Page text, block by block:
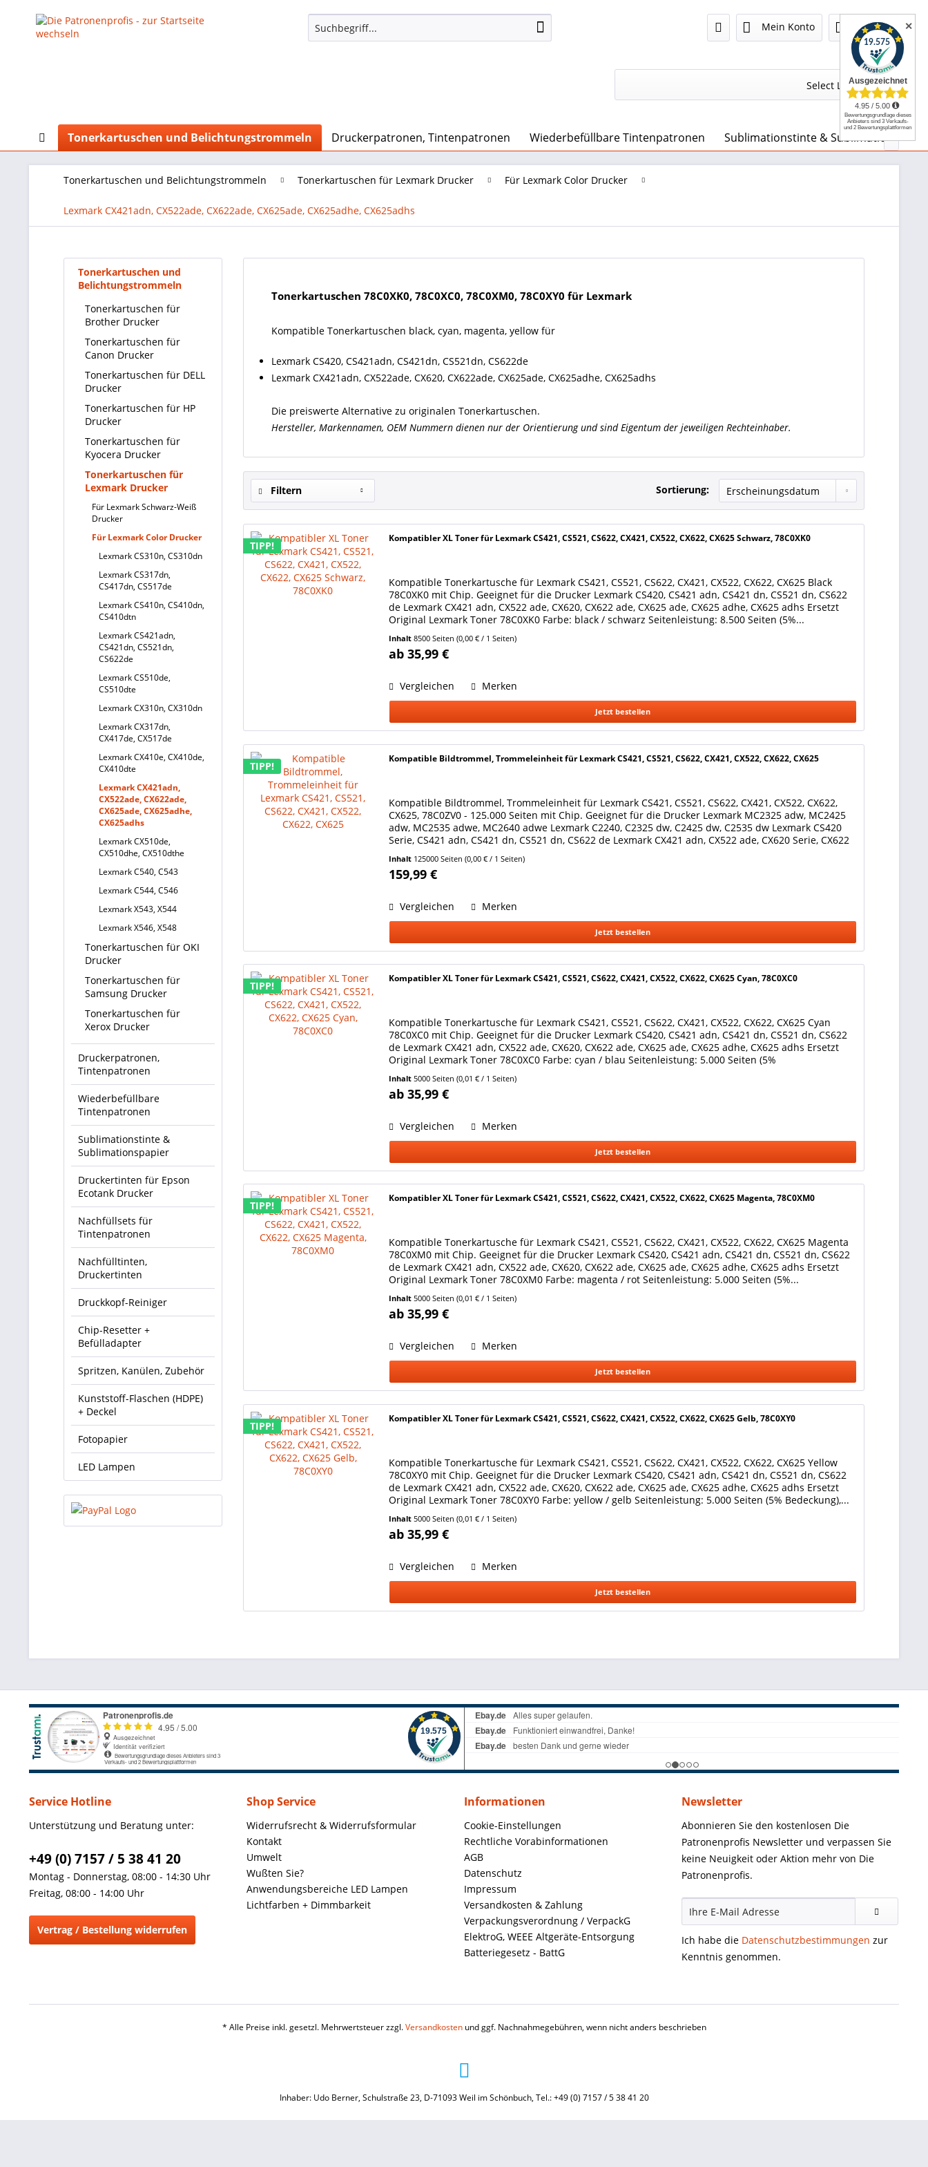
Mein Konto 0,00 €
Select Language▼
Tonerkartuschen und Belichtungstrommeln Druckerpatronen, Tintenpatronen Wiederbefüllbare Tintenpatronen Sublimationstinte & 
Tonerkartuschen und Belichtungstrommeln Tonerkartuschen für Lexmark Drucker Für Lexmark Color Drucker
Lexmark CX421adn, CX522ade, CX622ade, CX625ade, CX625adhe, CX625adhs
Tonerkartuschen und
Belichtungstrommeln
Tonerkartuschen für
Brother Drucker
Tonerkartuschen für
Canon Drucker
Tonerkartuschen für DELL
Drucker
Tonerkartuschen für HP
Drucker
Tonerkartuschen für
Kyocera Drucker
Tonerkartuschen für
Lexmark Drucker
Für Lexmark Schwarz-Weiß
Drucker
Für Lexmark Color Drucker
Lexmark CS310n, CS310dn
Lexmark CS317dn,
CS417dn, CS517de
Lexmark CS410n, CS410dn,
CS410dtn
Lexmark CS421adn,
CS421dn, CS521dn,
CS622de
Lexmark CS510de,
CS510dte
Lexmark CX310n, CX310dn
Lexmark CX317dn,
CX417de, CX517de
Lexmark CX410e, CX410de,
CX410dte
Lexmark CX421adn,
CX522ade, CX622ade,
CX625ade, CX625adhe,
CX625adhs
Lexmark CX510de,
CX510dhe, CX510dthe
Lexmark C540, C543
Lexmark C544, C546
Lexmark X543, X544
Lexmark X546, X548
Tonerkartuschen für OKI
Drucker
Tonerkartuschen für
Samsung Drucker
Tonerkartuschen für
Xerox Drucker
Druckerpatronen,
Tintenpatronen
Wiederbefüllbare
Tintenpatronen
Sublimationstinte &
Sublimationspapier
Druckertinten für Epson
Ecotank Drucker
Nachfüllsets für
Tintenpatronen
Nachfülltinten,
Druckertinten
Druckkopf-Reiniger
Chip-Resetter +
Befülladapter
Spritzen, Kanülen, Zubehör
Kunststoff-Flaschen (HDPE)
+ Deckel
Fotopapier
LED Lampen
Tonerkartuschen 78C0XK0, 78C0XC0, 78C0XM0, 78C0XY0 für Lexmark
Kompatible Tonerkartuschen black, cyan, magenta, yellow für
Lexmark CS420, CS421adn, CS421dn, CS521dn, CS622de
Lexmark CX421adn, CX522ade, CX620, CX622ade, CX625ade, CX625adhe, CX625adhs
Die preiswerte Alternative zu originalen Tonerkartuschen.
Hersteller, Markennamen, OEM Nummern dienen nur der Orientierung und sind Eigentum der jeweiligen Rechteinhaber.
Filtern Sortierung:
TIPP!
Kompatibler XL Toner für Lexmark CS421, CS521, CS622, CX421, CX522, CX622, CX625 Schwarz, 78C0XK0
Kompatible Tonerkartusche für Lexmark CS421, CS521, CS622, CX421, CX522, CX622, CX625 Black
78C0XK0 mit Chip. Geeignet für die Drucker Lexmark CS420, CS421 adn, CS421 dn, CS521 dn, CS622
de Lexmark CX421 adn, CX522 ade, CX620, CX622 ade, CX625 ade, CX625 adhe, CX625 adhs Ersetzt
Original Lexmark Toner 78C0XK0 Farbe: black / schwarz Seitenleistung: 8.500 Seiten (5%...
Inhalt8500 Seiten(0,00 € / 1 Seiten)
ab 35,99 €
Vergleichen Merken
Jetzt bestellen
TIPP!
Kompatible Bildtrommel, Trommeleinheit für Lexmark CS421, CS521, CS622, CX421, CX522, CX622, CX625
Kompatible Bildtrommel, Trommeleinheit für Lexmark CS421, CS521, CS622, CX421, CX522, CX622,
CX625, 78C0ZV0 - 125.000 Seiten mit Chip. Geeignet für die Drucker Lexmark MC2325 adw, MC2425
adw, MC2535 adwe, MC2640 adwe Lexmark C2240, C2325 dw, C2425 dw, C2535 dw Lexmark CS420
Serie, CS421 adn, CS421 dn, CS521 dn, CS622 de Lexmark CX421 adn, CX522 ade, CX620 Serie, CX622
Inhalt 125000 Seiten(0,00 € / 1 Seiten)
159,99 €
Vergleichen Merken
Jetzt bestellen
TIPP!
Kompatibler XL Toner für Lexmark CS421, CS521, CS622, CX421, CX522, CX622, CX625 Cyan, 78C0XC0
Kompatible Tonerkartusche für Lexmark CS421, CS521, CS622, CX421, CX522, CX622, CX625 Cyan
78C0XC0 mit Chip. Geeignet für die Drucker Lexmark CS420, CS421 adn, CS421 dn, CS521 dn, CS622
de Lexmark CX421 adn, CX522 ade, CX620, CX622 ade, CX625 ade, CX625 adhe, CX625 adhs Ersetzt
Original Lexmark Toner 78C0XC0 Farbe: cyan / blau Seitenleistung: 5.000 Seiten (5%
Inhalt5000 Seiten(0,01 € / 1 Seiten)
ab 35,99 €
Vergleichen Merken
Jetzt bestellen
TIPP!
Kompatibler XL Toner für Lexmark CS421, CS521, CS622, CX421, CX522, CX622, CX625 Magenta, 78C0XM0
Kompatible Tonerkartusche für Lexmark CS421, CS521, CS622, CX421, CX522, CX622, CX625 Magenta
78C0XM0 mit Chip. Geeignet für die Drucker Lexmark CS420, CS421 adn, CS421 dn, CS521 dn, CS622
de Lexmark CX421 adn, CX522 ade, CX620, CX622 ade, CX625 ade, CX625 adhe, CX625 adhs Ersetzt
Original Lexmark Toner 78C0XM0 Farbe: magenta / rot Seitenleistung: 5.000 Seiten (5%...
Inhalt5000 Seiten(0,01 € / 1 Seiten)
ab 35,99 €
Vergleichen Merken
Jetzt bestellen
TIPP!
Kompatibler XL Toner für Lexmark CS421, CS521, CS622, CX421, CX522, CX622, CX625 Gelb, 78C0XY0
Kompatible Tonerkartusche für Lexmark CS421, CS521, CS622, CX421, CX522, CX622, CX625 Yellow
78C0XY0 mit Chip. Geeignet für die Drucker Lexmark CS420, CS421 adn, CS421 dn, CS521 dn, CS622
de Lexmark CX421 adn, CX522 ade, CX620, CX622 ade, CX625 ade, CX625 adhe, CX625 adhs Ersetzt
Original Lexmark Toner 78C0XY0 Farbe: yellow / gelb Seitenleistung: 5.000 Seiten (5% Bedeckung),...
Inhalt 5000 Seiten(0,01 € / 1 Seiten)
ab 35,99 €
Vergleichen Merken
Jetzt bestellen
✕
Service Hotline
Unterstützung und Beratung unter:
+49 (0) 7157 / 5 38 41 20
Montag - Donnerstag, 08:00 - 14:30 Uhr
Freitag, 08:00 - 14:00 Uhr
Vertrag / Bestellung widerrufen
Shop Service
Widerrufsrecht & Widerrufsformular
Kontakt
Umwelt
Wußten Sie?
Anwendungsbereiche LED Lampen
Lichtfarben + Dimmbarkeit
Informationen
Cookie-Einstellungen
Rechtliche Vorabinformationen
AGB
Datenschutz
Impressum
Versandkosten & Zahlung
Verpackungsverordnung / VerpackG
ElektroG, WEEE Altgeräte-Entsorgung
Batteriegesetz - BattG
Newsletter
Abonnieren Sie den kostenlosen Die
Patronenprofis Newsletter und verpassen Sie
keine Neuigkeit oder Aktion mehr von Die
Patronenprofis.
Ich habe die Datenschutzbestimmungen zur
Kenntnis genommen.
* Alle Preise inkl. gesetzl. Mehrwertsteuer zzgl.Versandkostenund ggf. Nachnahmegebühren, wenn nicht anders beschrieben
Inhaber: Udo Berner, Schulstraße 23, D-71093 Weil im Schönbuch, Tel.: +49 (0) 7157 / 5 38 41 20